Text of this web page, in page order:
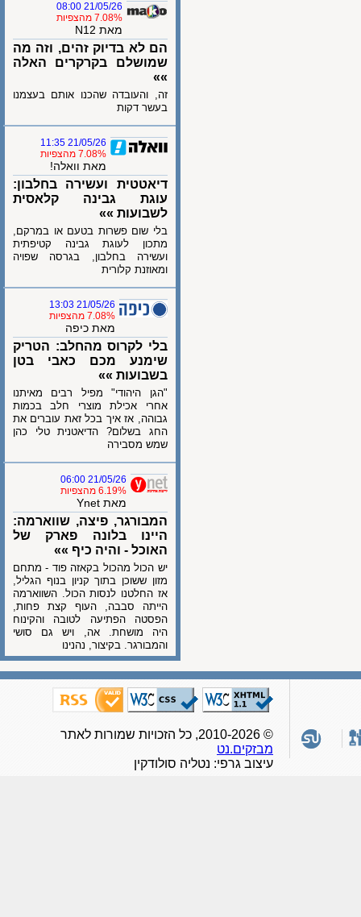
21/05/26 08:00
7.08% מהצפיות
מאת N12
הם לא בדיוק זהים, וזה מה
שמושלם בקרקרים האלה
זה, והעובדה שהכנו אותם בעצמנו
בעשר דקות
21/05/26 11:35
7.08% מהצפיות
מאת וואלה!
דיאטטית ועשירה בחלבון:
עוגת גבינה קלאסית
לשבועות »»
בלי שום פשרות בטעם או במרקם,
מתכון לעוגת גבינה קטיפתית
ועשירה בחלבון, בגרסה שפויה
ומאוזנת קלורית
21/05/26 13:03
7.08% מהצפיות
מאת כיפה
בלי לקרוס מהחלב: הטריק
שימנע מכם כאבי בטן
בשבועות »»
"הגן היהודי" מפיל רבים מאיתנו
אחרי אכילת מוצרי חלב בכמות
גבוהה, אז איך בכל זאת עוברים את
החג בשלום? הדיאטנית טלי כהן
שמש מסבירה
21/05/26 06:00
6.19% מהצפיות
מאת Ynet
המבורגר, פיצה, שווארמה:
היינו בלונה פארק של
האוכל - והיה כיף »»
יש הכול מהכול בקאזה פוד - מתחם
מזון ששוכן בתוך קניון בנוף הגליל,
אז החלטנו לנסות הכול. השווארמה
הייתה סבבה, העוף קצת פחות,
הפסטה הפתיעה לטובה והקינוח
היה מושחת. אה, ויש גם סושי
והמבורגר. בקיצור, נהנינו
מבזקים.נט
עיצוב גרפי: נטליה סולודקין